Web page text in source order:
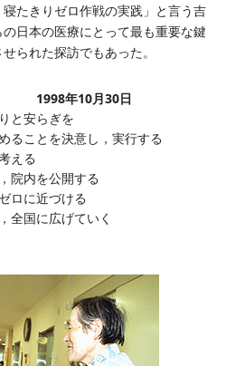
たきりゼロ作戦の実践」と言う吉
日本の医療にとって最も重要な鍵
られた探訪でもあった。
1998年10月30日
と安らぎを
ることを決意し，実行する
える
院内を公開する
ロに近づける
全国に広げていく